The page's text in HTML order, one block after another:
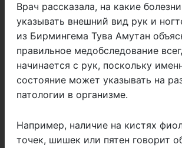
Врач рассказала, на какие
указывать внешний вид рук и
из Бирмингема Тува Амутан
правильное медобследование
начинается с рук, поскольку
состояние может указывать на
патологии в организме.
Например, наличие на кистях
точек, шишек или пятен говорит